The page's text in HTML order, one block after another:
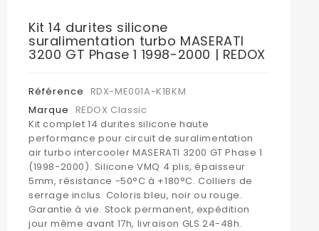
Kit 14 durites silicone
suralimentation turbo MASERATI
3200 GT Phase 1 1998-2000 | REDOX
Référence
RDX-ME001A-K1BKM
Marque
REDOX Classic
Kit complet 14 durites silicone haute
performance pour circuit de suralimentation
air turbo intercooler MASERATI 3200 GT Phase 1
(1998-2000). Silicone VMQ 4 plis, épaisseur
5mm, résistance -50°C à +180°C. Colliers de
serrage inclus. Coloris bleu, noir ou rouge.
Garantie à vie. Stock permanent, expédition
jour même avant 17h, livraison GLS 24-48h.